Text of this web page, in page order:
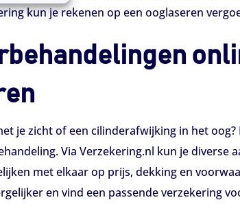
kun je rekenen op een ooglaseren
je zicht of een cilinderafwijking in het oog?
Via Verzekering.nl kun je diverse
met elkaar op prijs, dekking en
en vind een passende verzekering